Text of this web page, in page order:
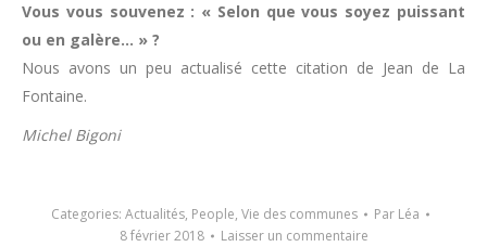
Vous vous souvenez : « Selon que vous soyez puissant
ou en galère… » ?
Nous avons un peu actualisé cette citation de Jean de La
Fontaine.
Michel Bigoni
Categories: Actualités, People, Vie des communes Par Léa
8 février 2018
Laisser un commentaire